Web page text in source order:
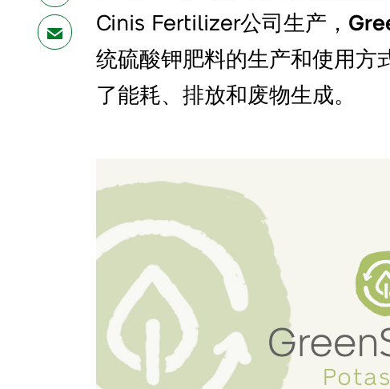
mail Cinis Fertilizer公司生产，
统硫酸钾肥料的生产和使用方
了能耗、排放和废物生成。